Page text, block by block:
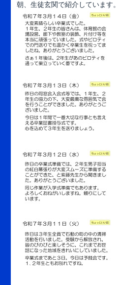
朝、生徒玄関で紹介しています。